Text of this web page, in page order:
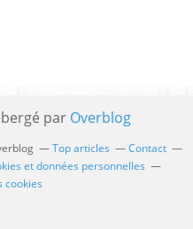
par Overblog
Top articles
Contact
et données personnelles
cookies